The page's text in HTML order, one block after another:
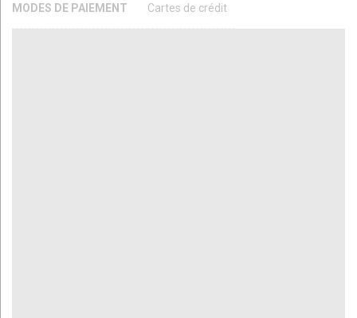
MODES DE PAIEMENT Cartes de crédit